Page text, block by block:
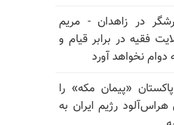
در زاهدان - مریم
فقیه در برابر قیام و
دوام نخواهد آورد
«پیمان مکه» را
رژیم ایران به